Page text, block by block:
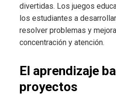
divertidas. Los juegos
los estudiantes a
resolver problemas y
concentración y atención.
El aprendizaje
proyectos